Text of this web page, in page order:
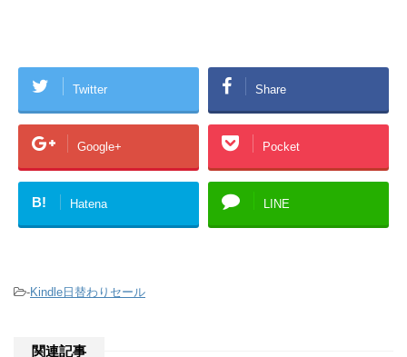
Twitter Share
Google+ Pocket
B! Hatena LINE
-Kindle日替わりセール
関連記事